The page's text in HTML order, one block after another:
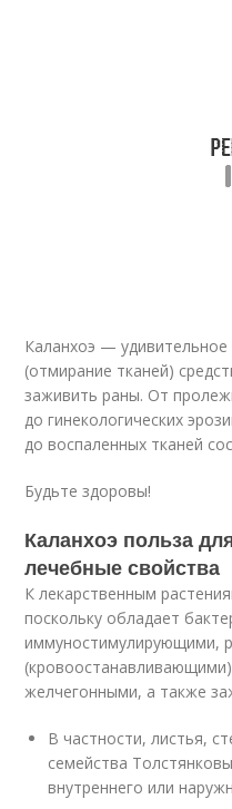
Каланхоэ —
(отмирание тканей)
заживить раны. От
до гинекологических
до воспаленных тканей
Будьте здоровы!
Каланхоэ польза
лечебные свойства
К лекарственным
поскольку обладает
иммуностимулирующими,
желчегонными, а также
В частности, листья,
семейства
внутреннего или